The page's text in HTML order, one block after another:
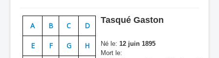
Escadrilles
Organisation
Avions
A B C D
E F G H
Tasqué Gaston
Né le: 12 juin 1895
Mort le: